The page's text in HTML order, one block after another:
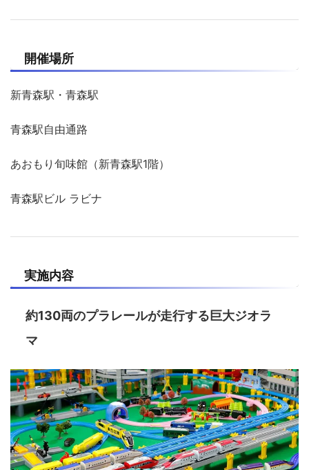
開催場所
新青森駅・青森駅
青森駅自由通路
あおもり旬味館（新青森駅1階）
青森駅ビル ラビナ
実施内容
約130両のプラレールが走行する巨大ジオラ
マ